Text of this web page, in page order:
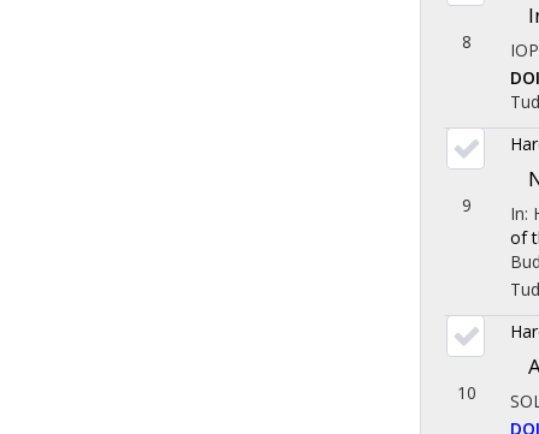
8
DOI
9 In:
of
10
DOI